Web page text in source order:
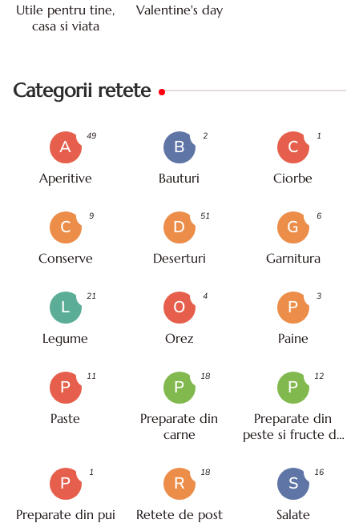
Utile pentru tine,
casa si viata
Valentine's day
Categorii retete
A
Aperitive
49
B
Bauturi
2
C
Ciorbe
1
C
Conserve
9
D
Deserturi
51
G
Garnitura
6
L
Legume
21
O
Orez
4
P
Paine
3
P
Paste
11
P
Preparate din
carne
18
P
Preparate din
peste si fructe de
12
P
Preparate din pui
1
R
Retete de post
18
S
Salate
16